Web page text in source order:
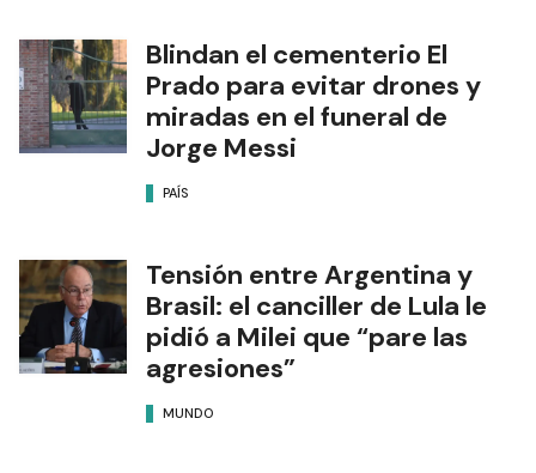
Blindan el cementerio El
Prado para evitar drones y
miradas en el funeral de
Jorge Messi
PAÍS
Tensión entre Argentina y
Brasil: el canciller de Lula le
pidió a Milei que “pare las
agresiones”
MUNDO